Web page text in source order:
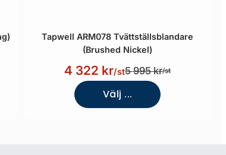
Tapwell ARM078 Tvättställsblandare
(Brushed Nickel)
4 322 kr/st5 995 kr/st
Välj ...